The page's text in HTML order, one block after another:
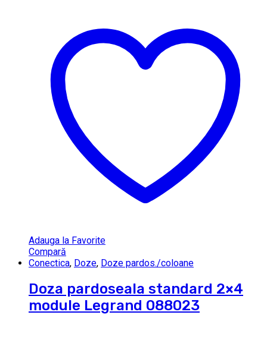
Adauga la Favorite
Compară
Conectica, Doze, Doze pardos./coloane
Doza pardoseala standard 2×4
module Legrand 088023